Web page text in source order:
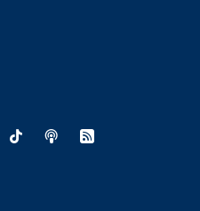
Apertura in nuova finestra
in nuova finestra
esterno - Apertura in
- Sito esterno - Apertura in
- Sito esterno -
TikTok - Sito esterno -
Spreaker - Sito
Feed RSS -